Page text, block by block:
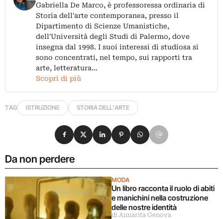
Gabriella De Marco, è professoressa ordinaria di
Storia dell'arte contemporanea, presso il
Dipartimento di Scienze Umanistiche,
dell'Università degli Studi di Palermo, dove
insegna dal 1998. I suoi interessi di studiosa si
sono concentrati, nel tempo, sui rapporti tra
arte, letteratura…
Scopri di più
TAG ISTRUZIONE STORIA DELL'ARTE
Da non perdere
MODA
Un libro racconta il ruolo di abiti
e manichini nella costruzione
delle nostre identità
di Annarita Genova
Condividi su Facebook
Condividi su X
Condividi su LinkedIn
Condividi su Pinterest
Condividi su WhatsApp
Condividi su Email